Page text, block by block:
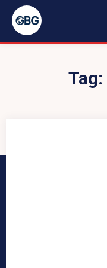
Tag: